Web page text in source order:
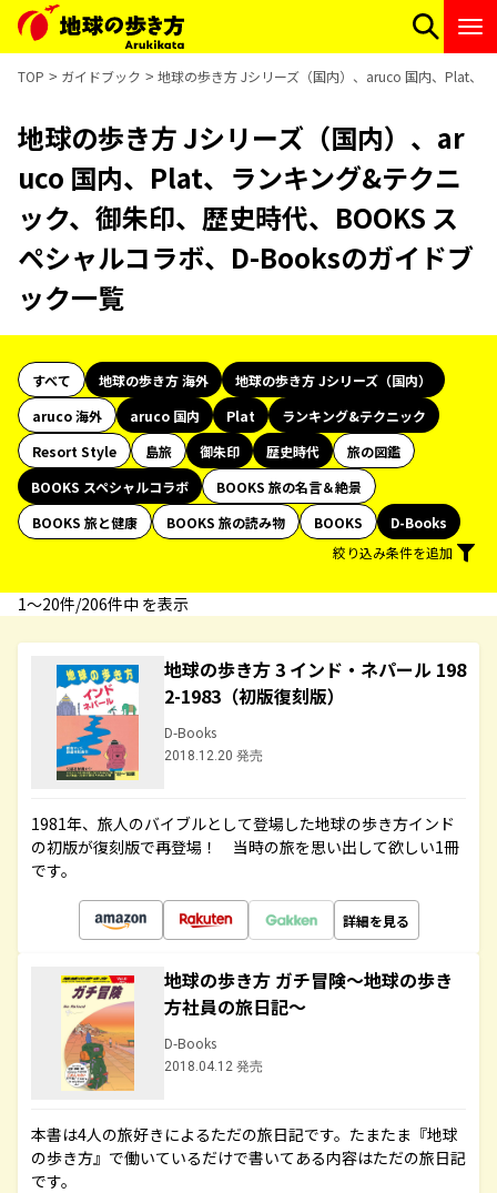
TOP ガイドブック 地球の歩き方 Jシリーズ（国内）、aruco 国内、Plat、
地球の歩き方 Jシリーズ（国内）、ar
uco 国内、Plat、ランキング&テクニ
ック、御朱印、歴史時代、BOOKS ス
ペシャルコラボ、D-Booksのガイドブ
ック一覧
すべて 地球の歩き方 海外
地球の歩き方 Jシリーズ（国内）
aruco 海外
aruco 国内 Plat
ランキング&テクニック
Resort Style
島旅 御朱印 歴史時代
旅の図鑑
BOOKS スペシャルコラボ
BOOKS 旅の名言＆絶景
BOOKS 旅と健康
BOOKS 旅の読み物 BOOKS
D-Books
絞り込み条件を追加
1〜20件/206件中 を表示
地球の歩き方 3 インド・ネパール 198
2-1983（初版復刻版）
D-Books
2018.12.20 発売
1981年、旅人のバイブルとして登場した地球の歩き方インド
の初版が復刻版で再登場！ 当時の旅を思い出して欲しい1冊
です。
詳細を見る
地球の歩き方 ガチ冒険～地球の歩き
方社員の旅日記～
D-Books
2018.04.12 発売
本書は4人の旅好きによるただの旅日記です。たまたま『地球
の歩き方』で働いているだけで書いてある内容はただの旅日記
です。